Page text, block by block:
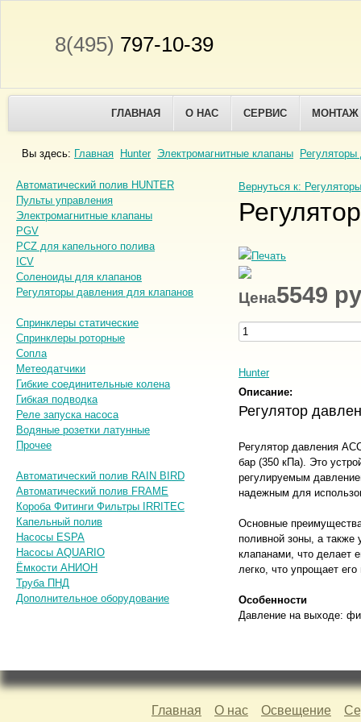
8(495) 797-10-39
ГЛАВНАЯ О НАС СЕРВИС МОНТАЖ
Вы здесь: Главная Hunter Электромагнитные клапаны
Автоматический полив HUNTER
Пульты управления
Электромагнитные клапаны
PGV
PCZ для капельного полива
ICV
Соленоиды для клапанов
Регуляторы давления для клапанов
Спринклеры статические
Спринклеры роторные
Сопла
Метеодатчики
Гибкие соединительные колена
Гибкая подводка
Реле запуска насоса
Водяные розетки латунные
Прочее
Автоматический полив RAIN BIRD
Автоматический полив FRAME
Короба Фитинги Фильтры IRRITEC
Капельный полив
Насосы ESPA
Насосы AQUARIO
Ёмкости АНИОН
Труба ПНД
Дополнительное оборудование
Вернуться к:
Цена5549
Hunter
Описание:
Регулятор
Регулятор давления
бар (350 кПа). Это
регулируемым
надежным для
Основные
поливной зоны, а также
клапанами, что делает
легко, что упрощает
Особенности
Давление на выходе:
Главная О нас Освещение